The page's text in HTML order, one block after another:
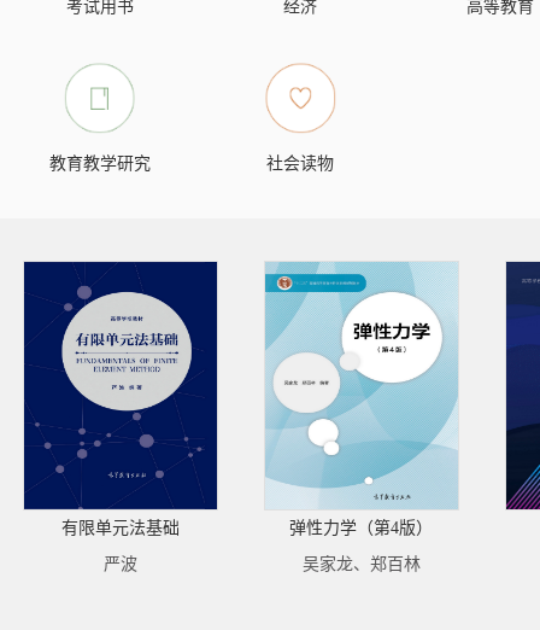
考试用书 经济 高等教育
教育教学研究 社会读物
有限单元法基础
严波
弹性力学（第4版）
吴家龙、郑百林